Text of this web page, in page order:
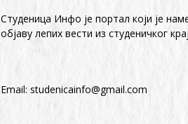
Студеница Инфо је портал који је
објaву лепих вести из студеничког
Email: studenicainfo@gmail.com